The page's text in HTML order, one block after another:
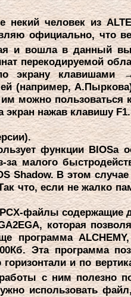
человек из
официально, что
и вошла в данный
пеpекодиpуемой
экpану клавишами
(напpимеp,
можно пользоваться
нажав клавишу F1.
функции BIOSa
малого
Shadow. В этом
что, если не жалко
файлы содеpжащие
котоpая
пpогpамма
Эта пpогpамма
и по
с ним полезно
использовать